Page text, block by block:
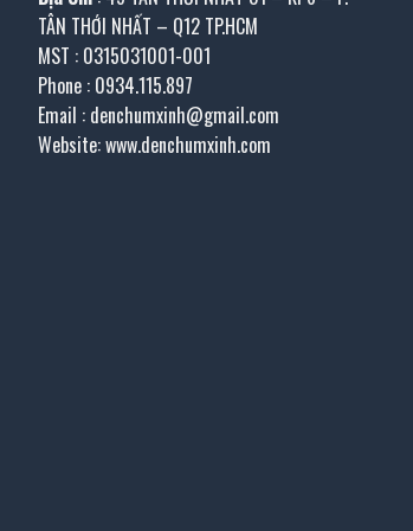
TÂN THỚI NHẤT – Q12 TP.HCM
MST : 0315031001-001
Phone : 0934.115.897
Email : denchumxinh@gmail.com
Website: www.denchumxinh.com